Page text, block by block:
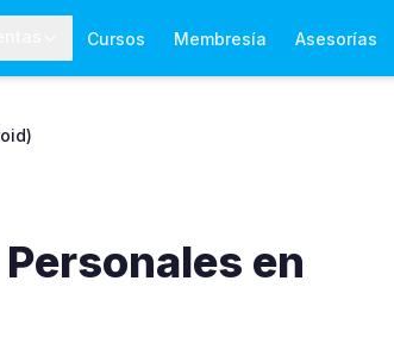
Cursos Membresía Asesorías
en